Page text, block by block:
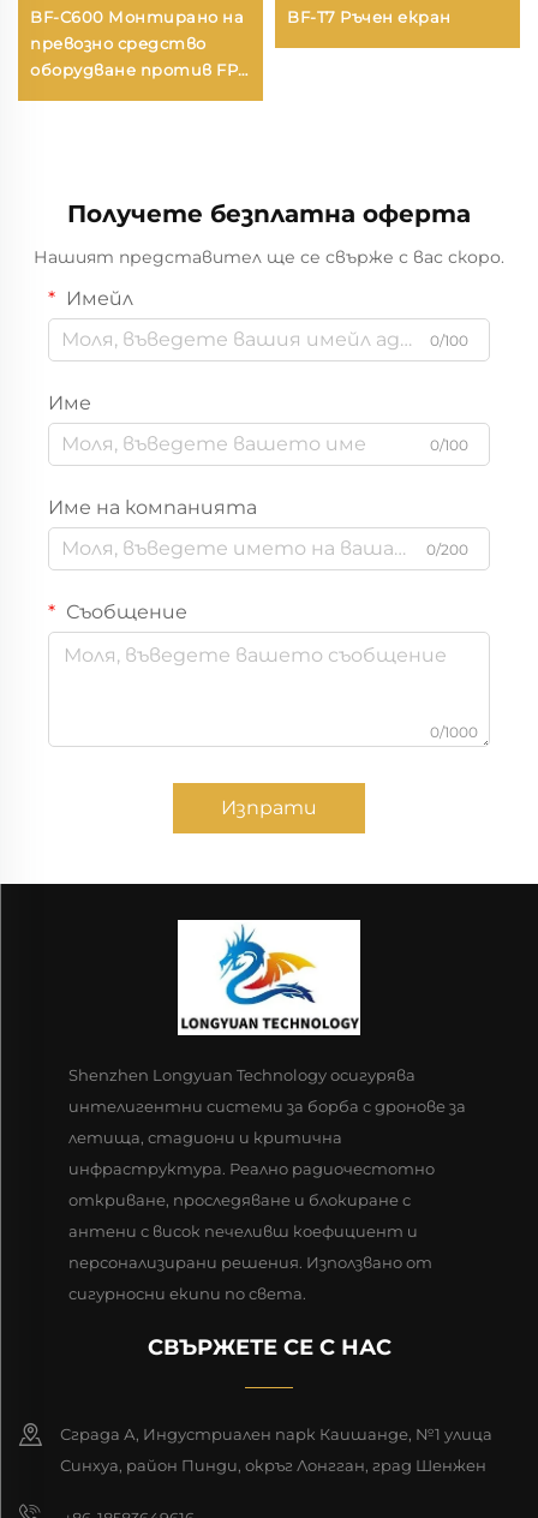
BF-C600 Монтирано на
превозно средство
оборудване против FPV
BF-T7 Ръчен екран
Получете безплатна оферта
Нашият представител ще се свърже с вас скоро.
Имейл
0/100
Име
0/100
Име на компанията
0/200
Съобщение
0/1000
Изпрати
Shenzhen Longyuan Technology осигурява
интелигентни системи за борба с дронове за
летища, стадиони и критична
инфраструктура. Реално радиочестотно
откриване, проследяване и блокиране с
антени с висок печеливш коефициент и
персонализирани решения. Използвано от
сигурносни екипи по света.
СВЪРЖЕТЕ СЕ С НАС
Сграда А, Индустриален парк Каишанде, №1 улица
Синхуа, район Пинди, окръг Лонгган, град Шенжен